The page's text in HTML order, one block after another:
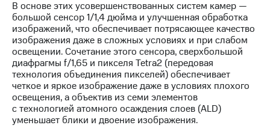
погашении
именных
облигаций
Другое
Регистратор
Реквизиты
Контакты
развитие
деловая этика
В основе этих усовершенствованных систем камер —
большой сенсор 1/1,4 дюйма и улучшенная обработка
изображений, что обеспечивает потрясающее качество
изображения даже в сложных условиях и при слабом
освещении. Сочетание этого сенсора, сверхбольшой
диафрагмы f/1,65 и пикселя Tetra2 (передовая
технология объединения пикселей) обеспечивает
четкое и яркое изображение даже в условиях плохого
освещения, а объектив из семи элементов
с технологией атомного осаждения слоев (ALD)
уменьшает блики и двоение изображения.